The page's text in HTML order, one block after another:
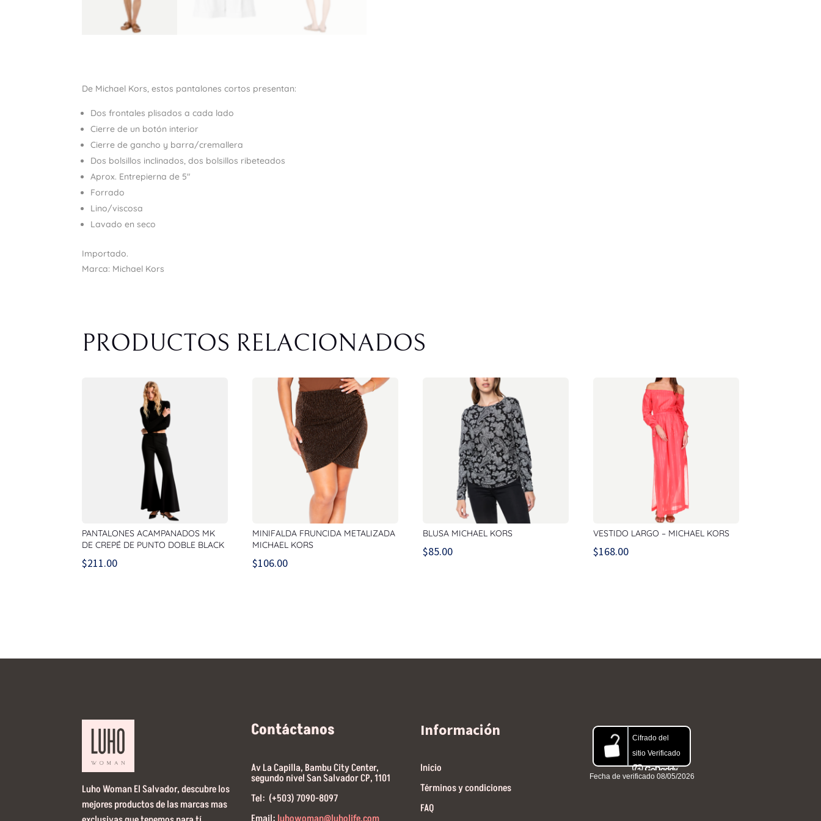
De Michael Kors, estos pantalones cortos presentan:
Dos frontales plisados ​​a cada lado
Cierre de un botón interior
Cierre de gancho y barra/cremallera
Dos bolsillos inclinados, dos bolsillos ribeteados
Aprox. Entrepierna de 5″
Forrado
Lino/viscosa
Lavado en seco
Importado.
Marca: Michael Kors
PRODUCTOS RELACIONADOS
PANTALONES ACAMPANADOS MK
DE CREPÉ DE PUNTO DOBLE BLACK
$211.00
MINIFALDA FRUNCIDA METALIZADA
MICHAEL KORS
$106.00
BLUSA MICHAEL KORS
$85.00
VESTIDO LARGO – MICHAEL KORS
$168.00
Luho Woman El Salvador, descubre los
mejores productos de las marcas mas
Contáctanos
Av La Capilla, Bambu City Center,
segundo nivel San Salvador CP, 1101
Tel: (+503) 7090-8097
Información
Inicio
Términos y condiciones
FAQ